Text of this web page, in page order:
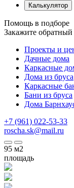
Калькулятор
Помощь в подборе
Закажите обратный
Проекты и
Дачные дома
Каркасные
Дома из бруса
Каркасные
Бани из бруса
Дома
+7 (961) 022-53-33
roscha.sk@mail.ru
95 м2
площадь